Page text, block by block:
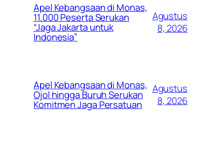
Apel Kebangsaan di Monas,
11.000 Peserta Serukan
“Jaga Jakarta untuk
Indonesia”
Agustus
8, 2026
Apel Kebangsaan di Monas,
Ojol hingga Buruh Serukan
Komitmen Jaga Persatuan
Agustus
8, 2026